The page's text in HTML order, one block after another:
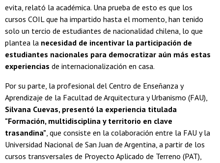
evita, relató la académica. Una prueba de esto es que los
cursos COIL que ha impartido hasta el momento, han tenido
solo un tercio de estudiantes de nacionalidad chilena, lo que
plantea la necesidad de incentivar la participación de
estudiantes nacionales para democratizar aún más estas
experiencias de internacionalización en casa.
Por su parte, la profesional del Centro de Enseñanza y
Aprendizaje de la Facultad de Arquitectura y Urbanismo (FAU),
Silvana Cuevas, presentó la experiencia titulada
"Formación, multidisciplina y territorio en clave
trasandina", que consiste en la colaboración entre la FAU y la
Universidad Nacional de San Juan de Argentina, a partir de los
cursos transversales de Proyecto Aplicado de Terreno (PAT),